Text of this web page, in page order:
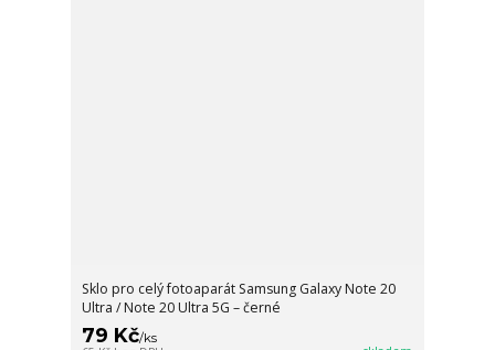
Sklo pro celý fotoaparát Samsung Galaxy Note 20
Ultra / Note 20 Ultra 5G – černé
79 Kč/ks